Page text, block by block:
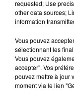
100%
Les experts
25 février 2025 -
LES
requested; Use
other data sources;
information
Vous pouvez
sélectionnant les
Vous pouvez
accepter". Vos
pouvez mettre à jour
moment via le lien